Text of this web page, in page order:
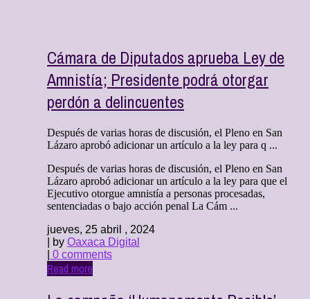
Cámara de Diputados aprueba Ley de
Amnistía; Presidente podrá otorgar
perdón a delincuentes
Después de varias horas de discusión, el Pleno en San
Lázaro aprobó adicionar un artículo a la ley para q ...
Después de varias horas de discusión, el Pleno en San
Lázaro aprobó adicionar un artículo a la ley para que el
Ejecutivo otorgue amnistía a personas procesadas,
sentenciadas o bajo acción penal La Cám ...
jueves, 25 abril , 2024
| by Oaxaca Digital
0 comments
Read more